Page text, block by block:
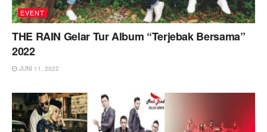
EVENT
THE RAIN Gelar Tur Album “Terjebak Bersama”
2022
JUNI 11, 2022